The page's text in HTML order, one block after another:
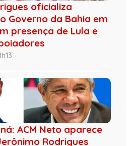
oficializa
Governo da Bahia em
presença de Lula e
ACM Neto aparece
Rodrigues